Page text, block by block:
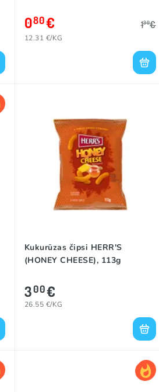
080€ 130€
12.31 €/KG
Kukurūzas čipsi HERR'S
(HONEY CHEESE), 113g
300€
26.55 €/KG